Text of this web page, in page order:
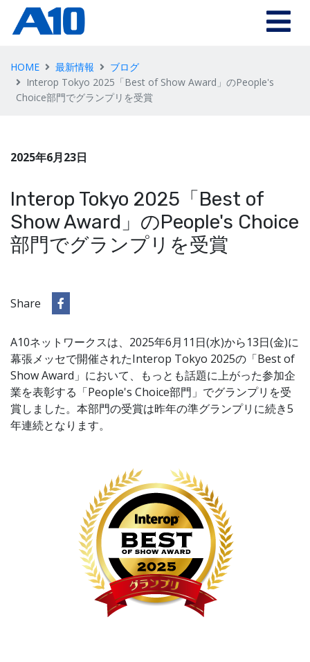
HOME 最新情報
ブログ
Interop Tokyo 2025「Best of Show Award」のPeople's
Choice部門でグランプリを受賞
2025年6月23日
Interop Tokyo 2025「Best of
Show Award」のPeople's Choice
部門でグランプリを受賞
Share
A10ネットワークスは、2025年6月11日(水)から13日(金)に
幕張メッセで開催されたInterop Tokyo 2025の「Best of
Show Award」において、もっとも話題に上がった参加企
業を表彰する「People's Choice部門」でグランプリを受
賞しました。本部門の受賞は昨年の準グランプリに続き5
年連続となります。